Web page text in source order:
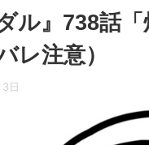
ル』738話
レ注意）
日